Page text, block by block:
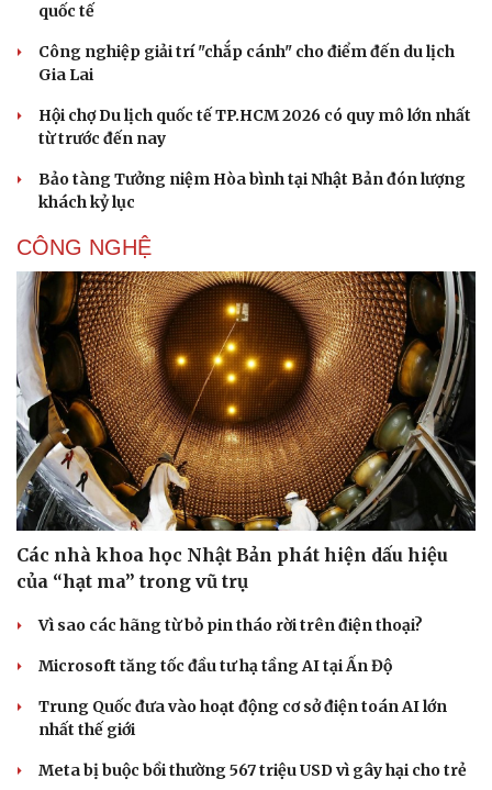
quốc tế
Công nghiệp giải trí "chắp cánh" cho điểm đến du lịch
Gia Lai
Hội chợ Du lịch quốc tế TP.HCM 2026 có quy mô lớn nhất
từ trước đến nay
Bảo tàng Tưởng niệm Hòa bình tại Nhật Bản đón lượng
khách kỷ lục
CÔNG NGHỆ
Các nhà khoa học Nhật Bản phát hiện dấu hiệu
của “hạt ma” trong vũ trụ
Vì sao các hãng từ bỏ pin tháo rời trên điện thoại?
Microsoft tăng tốc đầu tư hạ tầng AI tại Ấn Độ
Trung Quốc đưa vào hoạt động cơ sở điện toán AI lớn
nhất thế giới
Meta bị buộc bồi thường 567 triệu USD vì gây hại cho trẻ